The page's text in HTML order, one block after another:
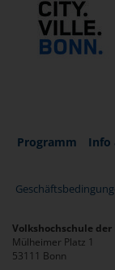
Programm Info
Volkshochschule
Mülheimer Platz 1
53111 Bonn